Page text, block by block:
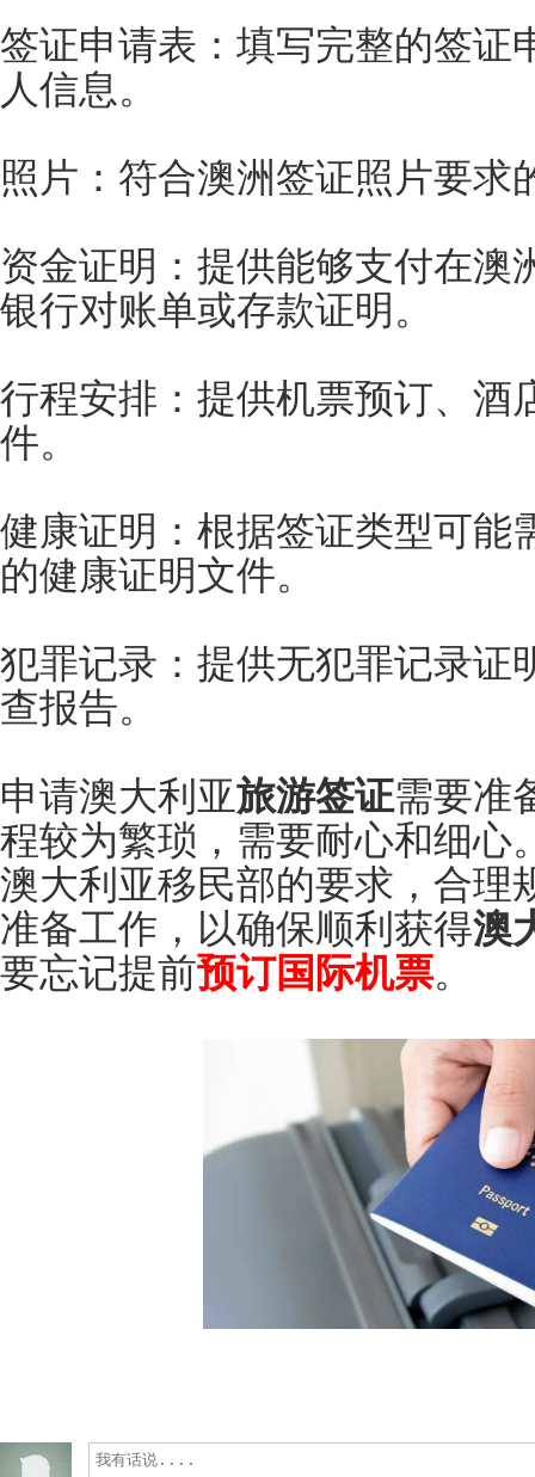
签证申请表：填写完整的签证
人信息。
照片：符合澳洲签证照片要求
资金证明：提供能够支付在澳
银行对账单或存款证明。
行程安排：提供机票预订、酒
件。
健康证明：根据签证类型可能
的健康证明文件。
犯罪记录：提供无犯罪记录证
查报告。
申请澳大利亚旅游签证需要准
程较为繁琐，需要耐心和细心
澳大利亚移民部的要求，合理
准备工作，以确保顺利获得澳
要忘记提前预订国际机票。